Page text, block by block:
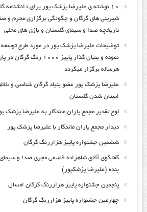
۱۰ نوشته ی علیرضا پزشک پور برای دانشنامه
شیرینی های گرگان و چگونگی برگزاری محرم و
تاریخچه صدا و سیمای گلستان و بازی های محلی
نموده و بنیان گذار پاییز
هرساله برگزار میگردد
علیرضا پزشک پور عضو بنیاد گرگان شناسی و
استان شدن گلستان
لوح تقدیر مجمع یاران ماندگار به علیرضا پزشک
دیدار مجمع یاران ماندگار با علیرضا پزشک پور
ششمین جشنواره پاییز هزاررنگ گرگان
گفتگوی آقای شاهزاده قاسمی مجری صدا و سیمای
بنده (علیرضا پزشکپور)
پنجمین جشنواره پاییز هزاررنگ گرگان امسال
چهارمین جشنواره پاییز هزاررنگ گرگان